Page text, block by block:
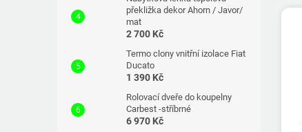
překližka dekor Ahorn / Javor/
mat
2 700 Kč
Termo clony vnitřní izolace Fiat
Ducato
1 390 Kč
Rolovací dveře do koupelny
Carbest -stříbrné
6 970 Kč